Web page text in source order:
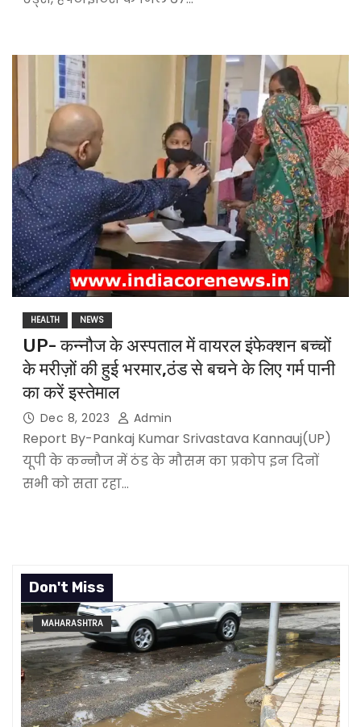
HEALTH NEWS
UP- कन्नौज के अस्पताल में वायरल इंफेक्शन बच्चों
के मरीज़ों की हुई भरमार,ठंड से बचने के लिए गर्म पानी
का करें इस्तेमाल
Dec 8, 2023 Admin
Report By-Pankaj Kumar Srivastava Kannauj(UP)
यूपी के कन्नौज में ठंड के मौसम का प्रकोप इन दिनों
सभी को सता रहा…
Don't Miss
MAHARASHTRA